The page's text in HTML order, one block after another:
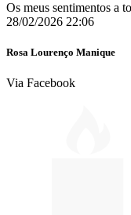
Os meus sentimentos a
28/02/2026 22:06
Rosa Lourenço Manique
Via Facebook